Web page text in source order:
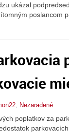
ukázal
poslancom
, Nezaradené
poplatkov za